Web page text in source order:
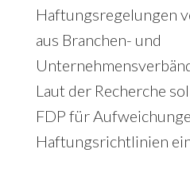
Haftungsregelungen
aus Branchen- und
Laut der Recherche
FDP für
Haftungsrichtlinien